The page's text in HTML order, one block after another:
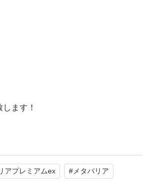
ます！
を宜しくお願い致します！
いただける方！
アプレミアムex #メタバリア